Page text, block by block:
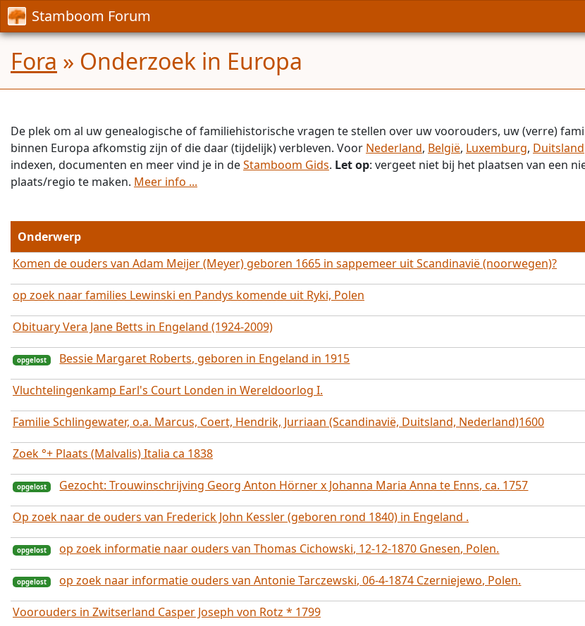
Stamboom Forum
Fora » Onderzoek in Europa
De plek om al uw genealogische of familiehistorische vragen te stellen over uw voorouders, uw (verre)
binnen Europa afkomstig zijn of die daar (tijdelijk) verbleven. Voor Nederland, België, Luxemburg, Duitsland
indexen, documenten en meer vind je in deStamboom Gids. Let op: vergeet niet bij het plaatsen van een
plaats/regio te maken. Meer info ...
Onderwerp
Komen de ouders van Adam Meijer (Meyer) geboren 1665 in sappemeer uit Scandinavië (noorwegen)?
op zoek naar families Lewinski en Pandys komende uit Ryki, Polen
Obituary Vera Jane Betts in Engeland (1924-2009)
opgelost
Bessie Margaret Roberts, geboren in Engeland in 1915
Vluchtelingenkamp Earl's Court Londen in Wereldoorlog I.
Familie Schlingewater, o.a. Marcus, Coert, Hendrik, Jurriaan (Scandinavië, Duitsland, Nederland)1600
Zoek °+ Plaats (Malvalis) Italia ca 1838
opgelost
Gezocht: Trouwinschrijving Georg Anton Hörner x Johanna Maria Anna te Enns, ca. 1757
Op zoek naar de ouders van Frederick John Kessler (geboren rond 1840) in Engeland .
op zoek informatie naar ouders van Thomas Cichowski, 12-12-1870 Gnesen, Polen.
op zoek naar informatie ouders van Antonie Tarczewski, 06-4-1874 Czerniejewo, Polen.
Voorouders in Zwitserland Casper Joseph von Rotz * 1799